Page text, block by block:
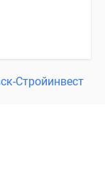
Стройинвест